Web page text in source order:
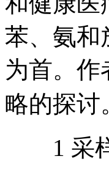
苯、氨和
为首。作
略的探讨
1 采样